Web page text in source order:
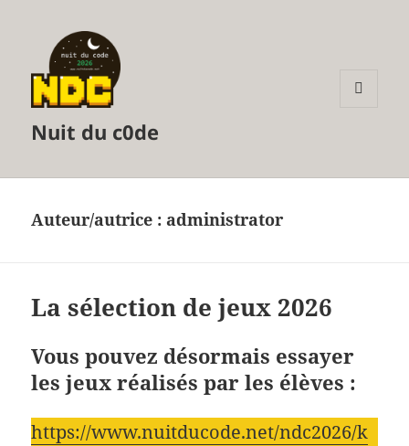
Nuit du c0de
Auteur/autrice : administrator
La sélection de jeux 2026
Vous pouvez désormais essayer
les jeux réalisés par les élèves :
https://www.nuitducode.net/ndc2026/k